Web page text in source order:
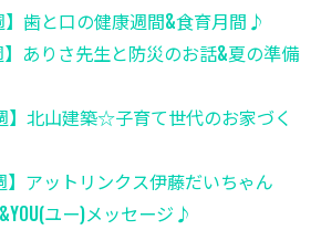
】歯と口の健康週間&食育月間♪
】ありさ先生と防災のお話&夏の準備
】北山建築☆子育て世代のお家づく
】アットリンクス伊藤だいちゃん
ユー)メッセージ♪